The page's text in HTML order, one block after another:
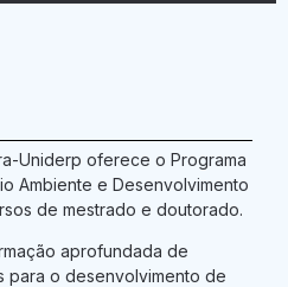
Uniderp oferece o Programa
Ambiente e Desenvolvimento
de mestrado e doutorado.
aprofundada de
para o desenvolvimento de